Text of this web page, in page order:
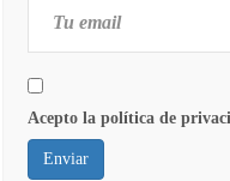
Acepto la política de
Enviar